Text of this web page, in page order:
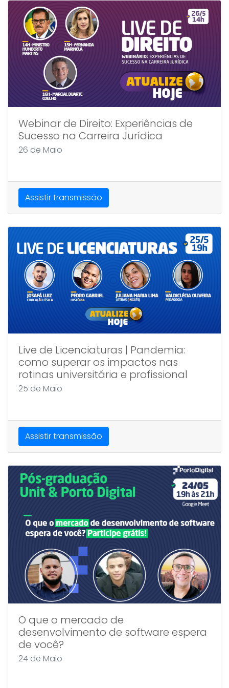
Webinar de Direito: Experiências de
Sucesso na Carreira Jurídica
26 de Maio
Assistir transmissão
Live de Licenciaturas | Pandemia:
como superar os impactos nas
rotinas universitária e profissional
25 de Maio
Assistir transmissão
O que o mercado de
desenvolvimento de software espera
de você?
24 de Maio